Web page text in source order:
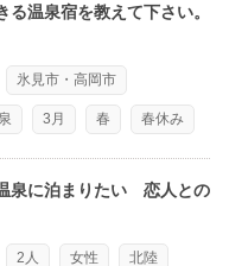
温泉宿を教えて下さい。
氷見市・高岡市
3月 春 春休み
泉に泊まりたい 恋人との
2人 女性 北陸